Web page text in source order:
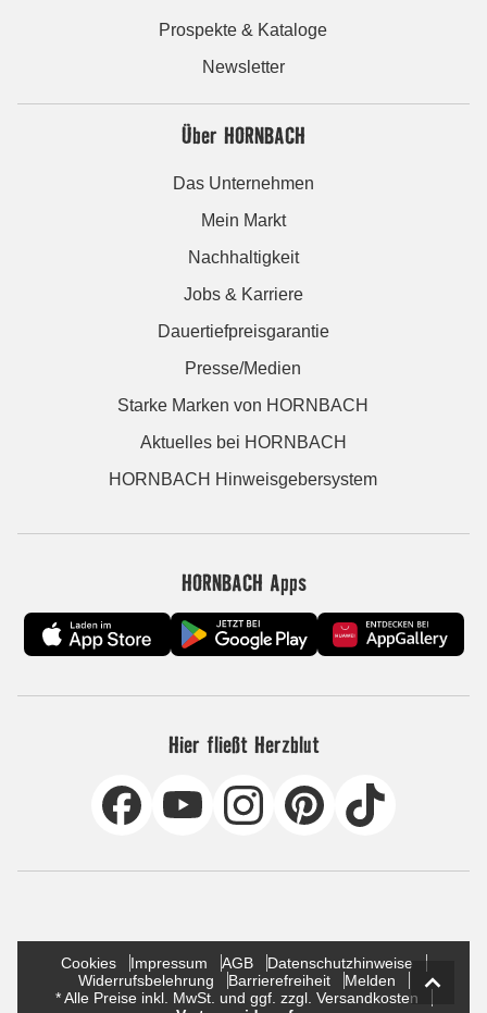
Prospekte & Kataloge
Newsletter
Über HORNBACH
Das Unternehmen
Mein Markt
Nachhaltigkeit
Jobs & Karriere
Dauertiefpreisgarantie
Presse/Medien
Starke Marken von HORNBACH
Aktuelles bei HORNBACH
HORNBACH Hinweisgebersystem
HORNBACH Apps
Hier fließt Herzblut
Cookies Impressum AGB
Datenschutzhinweise
Widerrufsbelehrung
Barrierefreiheit
Melden
* Alle Preise inkl. MwSt. und ggf. zzgl. Versandkosten